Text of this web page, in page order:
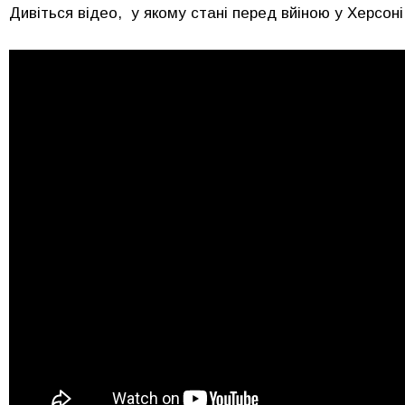
Дивіться відео, у якому стані перед вйіною у